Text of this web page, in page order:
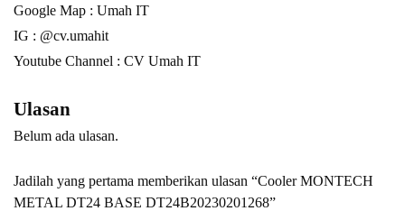
Google Map : Umah IT
IG : @cv.umahit
Youtube Channel : CV Umah IT
Ulasan
Belum ada ulasan.
Jadilah yang pertama memberikan ulasan “Cooler MONTECH
METAL DT24 BASE DT24B20230201268”